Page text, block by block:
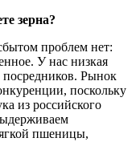
зерна?
проблем нет:
У нас низкая
посредников. Рынок
поскольку
из российского
пшеницы,